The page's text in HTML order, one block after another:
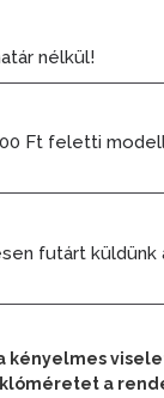
nélkül!
Ft feletti
futárt küldünk
kényelmes
a